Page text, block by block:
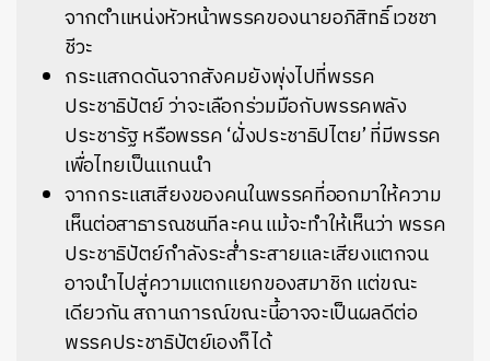
จากตำแหน่งหัวหน้าพรรคของนายอภิสิทธิ์ เวชชา
ชีวะ
กระแสกดดันจากสังคมยังพุ่งไปที่พรรค
ประชาธิปัตย์ ว่าจะเลือกร่วมมือกับพรรคพลัง
ประชารัฐ หรือพรรค ‘ฝั่งประชาธิปไตย’ ที่มีพรรค
เพื่อไทยเป็นแกนนำ
จากกระแสเสียงของคนในพรรคที่ออกมาให้ความ
เห็นต่อสาธารณชนทีละคน แม้จะทำให้เห็นว่า พรรค
ประชาธิปัตย์กำลังระส่ำระสายและเสียงแตกจน
อาจนำไปสู่ความแตกแยกของสมาชิก แต่ขณะ
เดียวกัน สถานการณ์ขณะนี้อาจจะเป็นผลดีต่อ
พรรคประชาธิปัตย์เองก็ได้